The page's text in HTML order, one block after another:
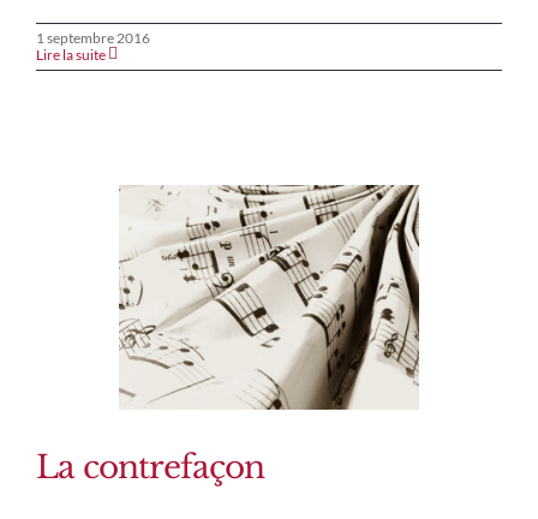
1 septembre 2016
Lire la suite
La contrefaçon